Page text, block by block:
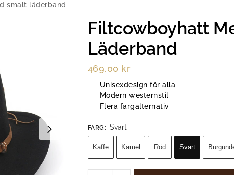
smalt läderband
Filtcowboyhatt
Läderband
469.00 kr
Unisexdesign för alla
Modern westernstil
Flera färgalternativ
FÄRG: Svart
Kaffe Kamel Röd Svart